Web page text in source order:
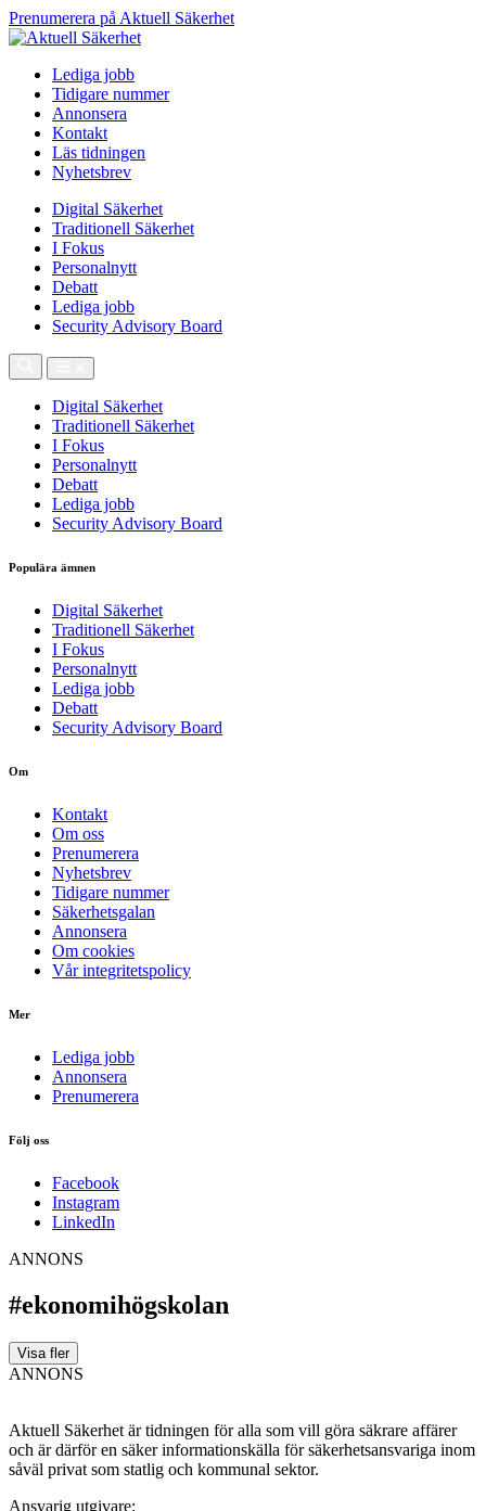
Prenumerera på Aktuell Säkerhet
Lediga jobb
Tidigare nummer
Annonsera
Kontakt
Läs tidningen
Nyhetsbrev
Digital Säkerhet
Traditionell Säkerhet
I Fokus
Personalnytt
Debatt
Lediga jobb
Security Advisory Board
Digital Säkerhet
Traditionell Säkerhet
I Fokus
Personalnytt
Debatt
Lediga jobb
Security Advisory Board
Populära ämnen
Digital Säkerhet
Traditionell Säkerhet
I Fokus
Personalnytt
Lediga jobb
Debatt
Security Advisory Board
Om
Kontakt
Om oss
Prenumerera
Nyhetsbrev
Tidigare nummer
Säkerhetsgalan
Annonsera
Om cookies
Vår integritetspolicy
Mer
Lediga jobb
Annonsera
Prenumerera
Följ oss
Facebook
Instagram
LinkedIn
ANNONS
#ekonomihögskolan
Visa fler
ANNONS
Aktuell Säkerhet är tidningen för alla som vill göra säkrare affärer
och är därför en säker informationskälla för säkerhets­ansvariga inom
såväl privat som statlig och kommunal sektor.
Ansvarig utgivare: